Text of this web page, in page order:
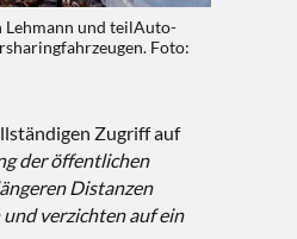
und teilAuto-
Foto:
Zugriff auf
der öffentlichen
Distanzen
verzichten auf ein